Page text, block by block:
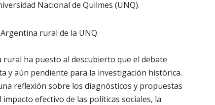
Nacional de Quilmes (UNQ).
rural de la UNQ.
ha puesto al descubierto que el debate
y aún pendiente para la investigación histórica.
reflexión sobre los diagnósticos y propuestas
efectivo de las políticas sociales, la